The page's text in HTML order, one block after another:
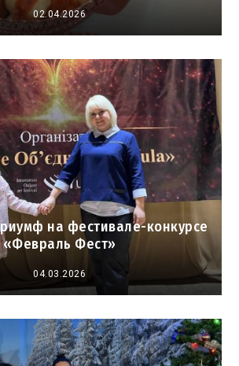
02.04.2026
на фестивале-конкурсе
«Февраль Фест»
04.03.2026